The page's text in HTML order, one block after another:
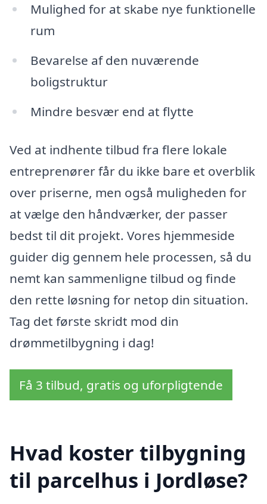
Mulighed for at skabe nye funktionelle
rum
Bevarelse af den nuværende
boligstruktur
Mindre besvær end at flytte
Ved at indhente tilbud fra flere lokale
entreprenører får du ikke bare et overblik
over priserne, men også muligheden for
at vælge den håndværker, der passer
bedst til dit projekt. Vores hjemmeside
guider dig gennem hele processen, så du
nemt kan sammenligne tilbud og finde
den rette løsning for netop din situation.
Tag det første skridt mod din
drømmetilbygning i dag!
Få 3 tilbud, gratis og uforpligtende
Hvad koster tilbygning
til parcelhus i Jordløse?